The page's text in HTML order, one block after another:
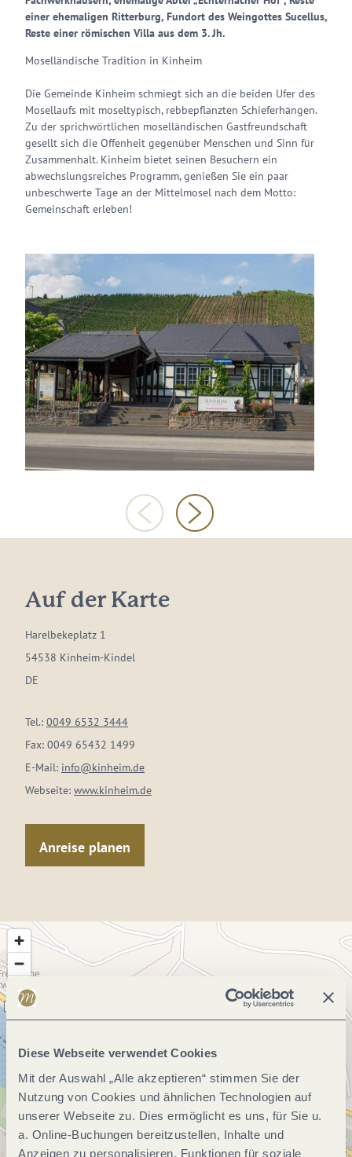
Diese Webseite verwendet Cookies
Mit der Auswahl „Alle akzeptieren“ stimmen Sie der
Nutzung von Cookies und ähnlichen Technologien auf
unserer Webseite zu. Dies ermöglicht es uns, für Sie u.
a. Online-Buchungen bereitzustellen, Inhalte und
Anzeigen zu personalisieren, Funktionen für soziale
einer ehemaligen Ritterburg, Fundort des Weingottes Sucellus,
Reste einer römischen Villa aus dem 3. Jh.
Moselländische Tradition in Kinheim
Die Gemeinde Kinheim schmiegt sich an die beiden Ufer des
Mosellaufs mit moseltypisch, rebbepflanzten Schieferhängen.
Zu der sprichwörtlichen moselländischen Gastfreundschaft
gesellt sich die Offenheit gegenüber Menschen und Sinn für
Zusammenhalt. Kinheim bietet seinen Besuchern ein
abwechslungsreiches Programm, genießen Sie ein paar
unbeschwerte Tage an der Mittelmosel nach dem Motto:
Gemeinschaft erleben!
Auf der Karte
Harelbekeplatz 1
54538 Kinheim-Kindel
DE
Tel.: 0049 6532 3444
Fax: 0049 65432 1499
E-Mail: info@kinheim.de
Webseite: www.kinheim.de
Anreise planen